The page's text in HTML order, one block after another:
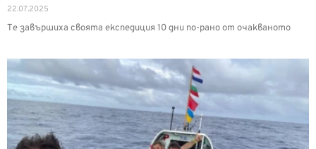
22.07.2025
Те завършиха своята експедиция 10 дни по-рано от очакваното